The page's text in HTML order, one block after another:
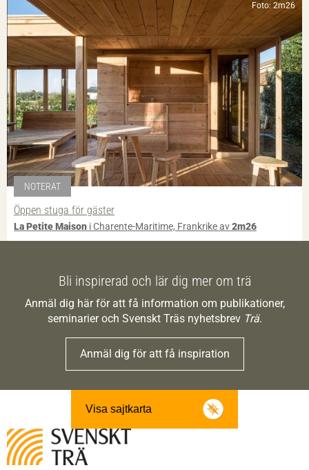
Foto: 2m26
NOTERAT
Öppen stuga för gäster
La Petite Maison i Charente-Maritime, Frankrike av2m26
Bli inspirerad och lär dig mer om trä
Anmäl dig här för att få information om publikationer,
seminarier och Svenskt Träs nyhetsbrev Trä.
Anmäl dig för att få inspiration
Visa sajtkarta